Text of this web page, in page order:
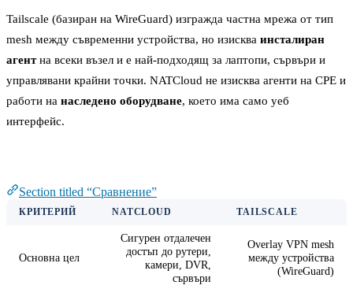
Tailscale (базиран на WireGuard) изгражда частна мрежа от тип
mesh между съвременни устройства, но изисква инсталиран
агентна всеки възел и е най-подходящ за лаптопи, сървъри и
управлявани крайни точки. NATCloud не изисква агенти на CPE и
работи на наследено оборудване, което има само уеб
интерфейс.
Section titled “Сравнение”
КРИТЕРИЙ NATCLOUD TAILSCALE
Основна цел
Сигурен отдалечен
достъп до рутери,
камери, DVR,
сървъри
Overlay VPN mesh
между устройства
(WireGuard)